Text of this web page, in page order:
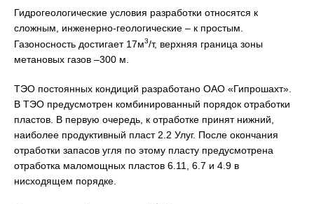
Гидрогеологические условия разработки относятся к
сложным, инженерно-геологические – к простым.
Газоносность достигает 17м3/т, верхняя граница зоны
метановых газов –300 м.
ТЭО постоянных кондиций разработано ОАО «Гипрошахт».
В ТЭО предусмотрен комбинированный порядок отработки
пластов. В первую очередь, к отработке принят нижний,
наиболее продуктивный пласт 2.2 Улуг. После окончания
отработки запасов угля по этому пласту предусмотрена
отработка маломощных пластов 6.11, 6.7 и 4.9 в
нисходящем порядке.